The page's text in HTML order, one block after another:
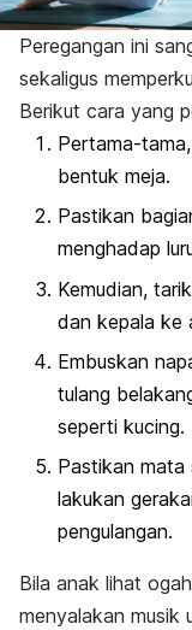
Peregangan ini
sekaligus
Berikut cara yang
Pertama-
bentuk meja.
Pastikan
menghadap
Kemudian,
dan kepala ke
Embuskan
tulang
seperti kucing.
Pastikan mata
lakukan
pengulangan.
Bila anak lihat
menyalakan musik